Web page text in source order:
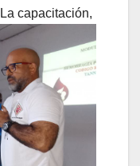
La capacitación,